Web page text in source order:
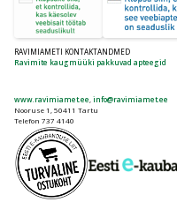
RAVIMIAMETI KONTAKTANDMED
Ravimite kaugmüüki pakkuvad apteegid
www.ravimiamet.ee info@ravimiamet.ee
Nooruse 1, 50411 Tartu
Telefon 737 4140